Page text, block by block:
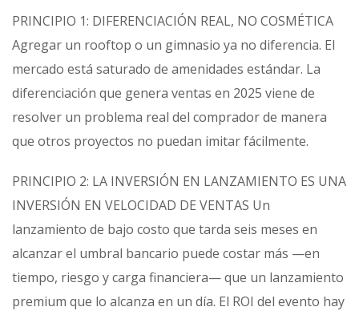
PRINCIPIO 1: DIFERENCIACIÓN REAL, NO COSMÉTICA
Agregar un rooftop o un gimnasio ya no diferencia. El
mercado está saturado de amenidades estándar. La
diferenciación que genera ventas en 2025 viene de
resolver un problema real del comprador de manera
que otros proyectos no puedan imitar fácilmente.
PRINCIPIO 2: LA INVERSIÓN EN LANZAMIENTO ES UNA
INVERSIÓN EN VELOCIDAD DE VENTAS Un
lanzamiento de bajo costo que tarda seis meses en
alcanzar el umbral bancario puede costar más —en
tiempo, riesgo y carga financiera— que un lanzamiento
premium que lo alcanza en un día. El ROI del evento hay